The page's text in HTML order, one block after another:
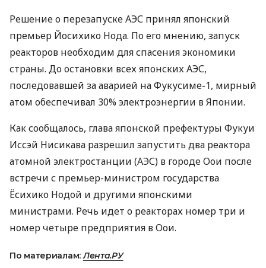
Решение о перезапуске АЭС принял японский
премьер Йосихико Нода. По его мнению, запуск
реакторов необходим для спасения экономики
страны. До остановки всех японских АЭС,
последовавшей за аварией на Фукусиме-1, мирный
атом обеспечивал 30% электроэнергии в Японии.
Как сообщалось, глава японской префектуры Фукуи
Иссэй Нисикава разрешил запустить два реактора
атомной электростанции (АЭС) в городе Оои после
встречи с премьер-министром государства
Ёсихико Нодой и другими японскими
министрами. Речь идет о реакторах номер три и
номер четыре предприятия в Оои.
По материалам:Лента.РУ